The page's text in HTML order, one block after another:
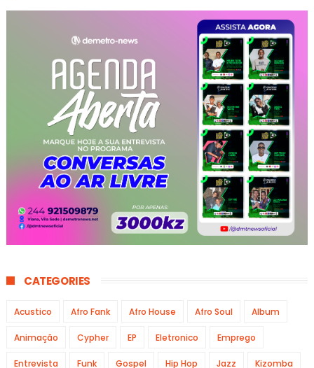
CATEGORIES
Acustico Afro Fank Afro House Afro Soul Album
Animação Cypher EP Eletronico Emprego
Entrevista Funk Gospel Hip Hop Jazz Kizomba